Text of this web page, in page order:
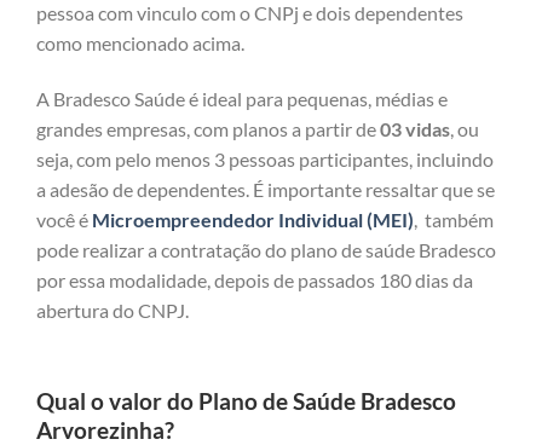
pessoa com vinculo com o CNPj e dois dependentes
como mencionado acima.
A Bradesco Saúde é ideal para pequenas, médias e
grandes empresas, com planos a partir de03 vidas, ou
seja, com pelo menos 3 pessoas participantes, incluindo
a adesão de dependentes. É importante ressaltar que se
você é Microempreendedor Individual (MEI), também
pode realizar a contratação do plano de saúde Bradesco
por essa modalidade, depois de passados 180 dias da
abertura do CNPJ.
Qual o valor do Plano de Saúde Bradesco
Arvorezinha?